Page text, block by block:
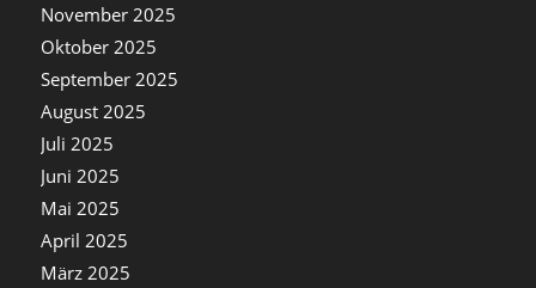
November 2025
Oktober 2025
September 2025
August 2025
Juli 2025
Juni 2025
Mai 2025
April 2025
März 2025